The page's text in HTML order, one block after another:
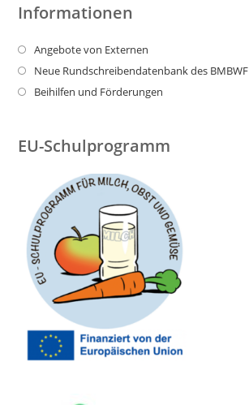
Informationen
Angebote von Externen
Neue Rundschreibendatenbank des BMBWF
Beihilfen und Förderungen
EU-Schulprogramm